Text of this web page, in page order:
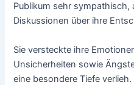
Publikum sehr sympathisch,
Diskussionen über ihre
Sie versteckte ihre
Unsicherheiten sowie
eine besondere Tiefe